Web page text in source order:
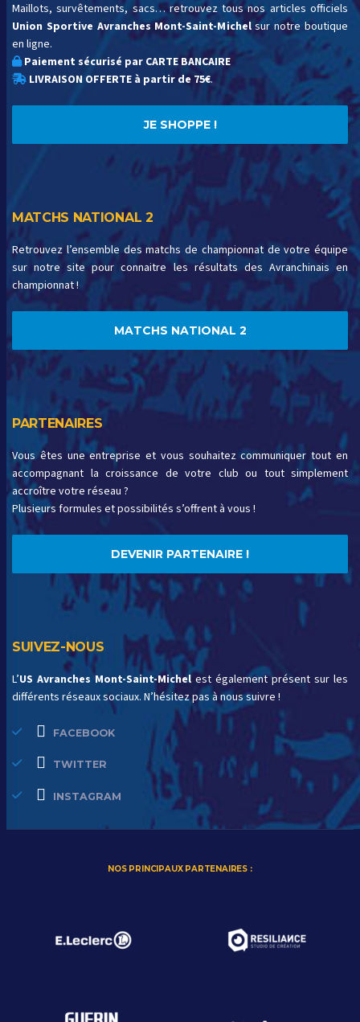
Maillots, survêtements, sacs… retrouvez tous nos articles officiels
Union Sportive Avranches Mont-Saint-Michelsur notre boutique
en ligne.
Paiement sécurisé par CARTE BANCAIRE
LIVRAISON OFFERTE à partir de 75€.
JE SHOPPE !
MATCHS NATIONAL 2
Retrouvez l’ensemble des matchs de championnat de votre équipe
sur notre site pour connaitre les résultats des Avranchinais en
championnat !
MATCHS NATIONAL 2
PARTENAIRES
Vous êtes une entreprise et vous souhaitez communiquer tout en
accompagnant la croissance de votre club ou tout simplement
accroître votre réseau ?
Plusieurs formules et possibilités s’offrent à vous !
DEVENIR PARTENAIRE !
SUIVEZ-NOUS
L’US Avranches Mont-Saint-Michel est également présent sur les
différents réseaux sociaux. N’hésitez pas à nous suivre !
FACEBOOK
TWITTER
INSTAGRAM
NOS PRINCIPAUX PARTENAIRES :